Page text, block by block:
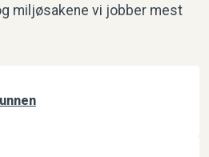
miljøsakene vi jobber mest